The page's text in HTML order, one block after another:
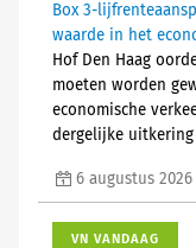
Box 3-
waarde in het
Hof Den Haag
moeten worden
economische
dergelijke
6 augustus 2026
VN VANDAAG